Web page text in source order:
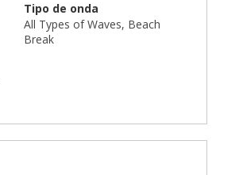
Tipo de onda
All Types of Waves, Beach
Break